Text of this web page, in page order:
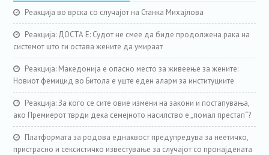
Реакција во врска со случајот на Станка Михајлова
Реакција: ДОСТА Е: Судот не смее да биде продолжена рака на
системот што ги остава жените да умираат
Реакција: Македонија е опасно место за живеење за жените:
Новиот фемицид во Битола е уште еден аларм за институциите
Реакција: За кого се сите овие измени на закони и постапувања,
ако Премиерот тврди дека семејното насилство е „помал престап“?
Платформата за родова еднаквост предупредува за неетичко,
пристрасно и сексистичко известување за случајот со пронајдената